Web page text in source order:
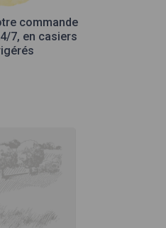
commande
7, en casiers